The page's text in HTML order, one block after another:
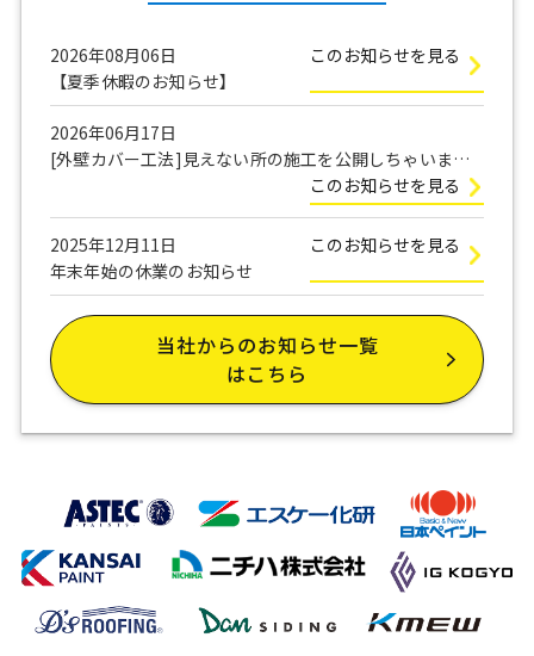
2026年08月06日
【夏季休暇のお知らせ】
このお知らせを見る
2026年06月17日
[外壁カバー工法]見えない所の施工を公開しちゃいま
このお知らせを見る
2025年12月11日
年末年始の休業のお知らせ
このお知らせを見る
当社からのお知らせ一覧
はこちら